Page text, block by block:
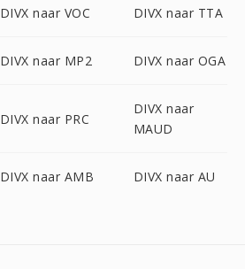
DIVX naar VOC DIVX naar TTA
DIVX naar MP2 DIVX naar OGA
DIVX naar PRC
DIVX naar
MAUD
DIVX naar AMB DIVX naar AU